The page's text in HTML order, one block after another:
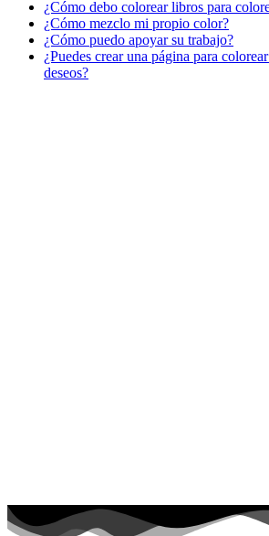
Verano y vacaciones
Libros para colorear para niños
Nezaradené
¿Cómo debo colorear libros para
¿Cómo mezclo mi propio color?
¿Cómo puedo apoyar su trabajo?
¿Puedes crear una página para
deseos?